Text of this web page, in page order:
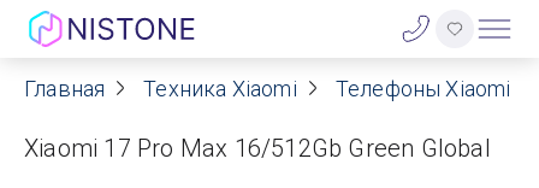
Акции
О нас
Главная Техника Xiaomi Телефоны Xiaomi
Xiaomi 17 Pro Max 16/512Gb Green Global